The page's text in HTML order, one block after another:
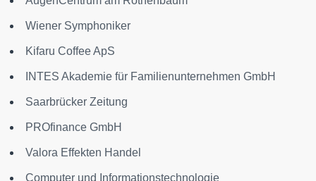
Wiener Symphoniker
Kifaru Coffee ApS
INTES Akademie für Familienunternehmen GmbH
Saarbrücker Zeitung
PROfinance GmbH
Valora Effekten Handel
Computer und Informationstechnologie